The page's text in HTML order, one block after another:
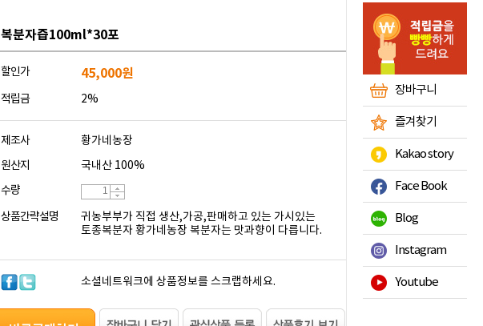
장바구니
즐겨찾기
Kakao story
Face Book
Blog
Instagram
Youtube
복분자즙100ml*30포
할인가 45,000원
적립금 2%
제조사
황가네농장
원산지
국내산 100%
수량
상품간략설명
귀농부부가 직접 생산,가공,판매하고 있는 가시있는
토종복분자 황가네농장 복분자는 맛과향이 다릅니다.
소셜네트워크에 상품정보를 스크랩하세요.